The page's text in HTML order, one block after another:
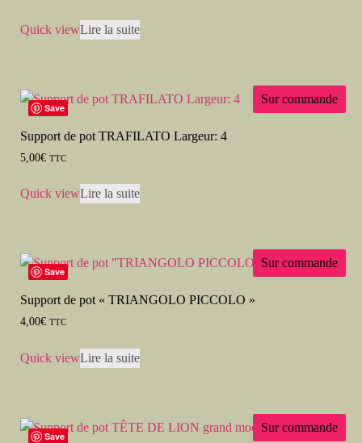
Quick viewLire la suite
Save
Sur commande
Support de pot TRAFILATO Largeur: 4
5,00€ TTC
Quick viewLire la suite
Save
Sur commande
Support de pot « TRIANGOLO PICCOLO »
4,00€ TTC
Quick viewLire la suite
Save
Sur commande